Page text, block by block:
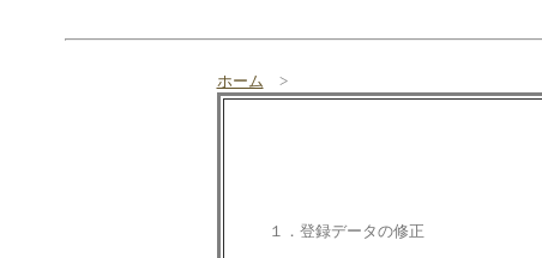
ホーム >
１．登録データの修正